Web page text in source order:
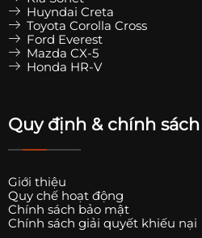
Huyndai Creta
Toyota Corolla Cross
Ford Everest
Mazda CX-5
Honda HR-V
Quy định & chính sách
Giới thiệu
Quy chế hoạt động
Chính sách bảo mật
Chính sách giải quyết khiếu nại